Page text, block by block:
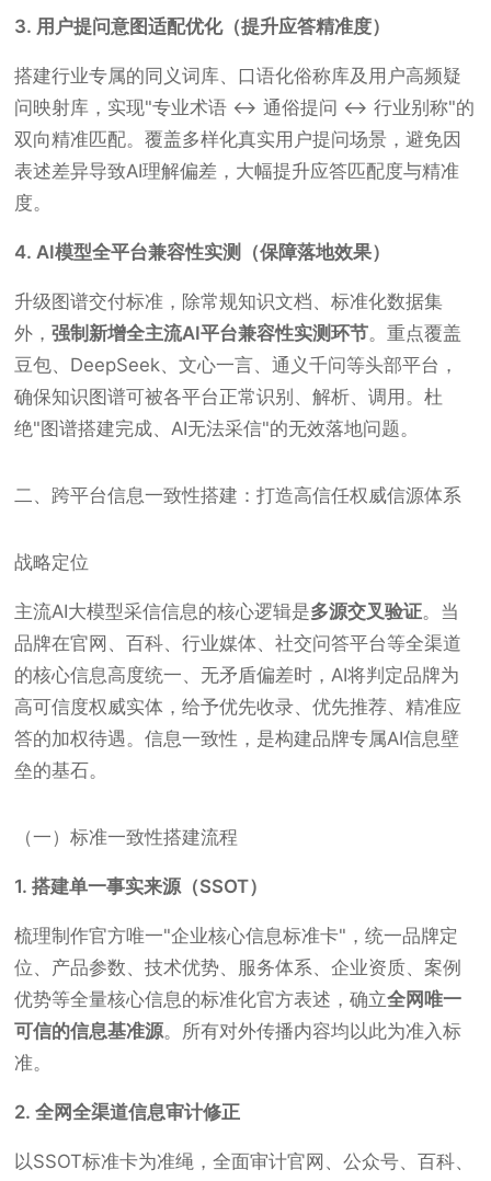
3. 用户提问意图适配优化（提升应答精准度）
搭建行业专属的同义词库、口语化俗称库及用户高频疑
问映射库，实现"专业术语 ↔ 通俗提问 ↔ 行业别称"的
双向精准匹配。覆盖多样化真实用户提问场景，避免因
表述差异导致AI理解偏差，大幅提升应答匹配度与精准
度。
4. AI模型全平台兼容性实测（保障落地效果）
升级图谱交付标准，除常规知识文档、标准化数据集
外，强制新增全主流AI平台兼容性实测环节。重点覆盖
豆包、DeepSeek、文心一言、通义千问等头部平台，
确保知识图谱可被各平台正常识别、解析、调用。杜
绝"图谱搭建完成、AI无法采信"的无效落地问题。
二、跨平台信息一致性搭建：打造高信任权威信源体系
战略定位
主流AI大模型采信信息的核心逻辑是多源交叉验证。当
品牌在官网、百科、行业媒体、社交问答平台等全渠道
的核心信息高度统一、无矛盾偏差时，AI将判定品牌为
高可信度权威实体，给予优先收录、优先推荐、精准应
答的加权待遇。信息一致性，是构建品牌专属AI信息壁
垒的基石。
（一）标准一致性搭建流程
1. 搭建单一事实来源（SSOT）
梳理制作官方唯一"企业核心信息标准卡"，统一品牌定
位、产品参数、技术优势、服务体系、企业资质、案例
优势等全量核心信息的标准化官方表述，确立全网唯一
可信的信息基准源。所有对外传播内容均以此为准入标
准。
2. 全网全渠道信息审计修正
以SSOT标准卡为准绳，全面审计官网、公众号、百科、